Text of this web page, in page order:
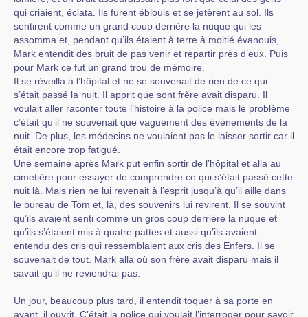
qui criaient, éclata. Ils furent éblouis et se jetèrent au sol. Ils
sentirent comme un grand coup derrière la nuque qui les
assomma et, pendant qu’ils étaient à terre à moitié évanouis,
Mark entendit des bruit de pas venir et repartir près d’eux. Puis
pour Mark ce fut un grand trou de mémoire.
Il se réveilla à l’hôpital et ne se souvenait de rien de ce qui
s’était passé la nuit. Il apprit que sont frère avait disparu. Il
voulait aller raconter toute l’histoire à la police mais le problème
c’était qu’il ne souvenait que vaguement des évènements de la
nuit. De plus, les médecins ne voulaient pas le laisser sortir car il
était encore trop fatigué.
Une semaine après Mark put enfin sortir de l’hôpital et alla au
cimetière pour essayer de comprendre ce qui s’était passé cette
nuit là. Mais rien ne lui revenait à l’esprit jusqu’à qu’il aille dans
le bureau de Tom et, là, des souvenirs lui revirent. Il se souvint
qu’ils avaient senti comme un gros coup derrière la nuque et
qu’ils s’étaient mis à quatre pattes et aussi qu’ils avaient
entendu des cris qui ressemblaient aux cris des Enfers. Il se
souvenait de tout. Mark alla où son frère avait disparu mais il
savait qu’il ne reviendrai pas.
Un jour, beaucoup plus tard, il entendit toquer à sa porte en
ayant. il ouvrit. C’était la police qui voulait l’interroger pour savoir